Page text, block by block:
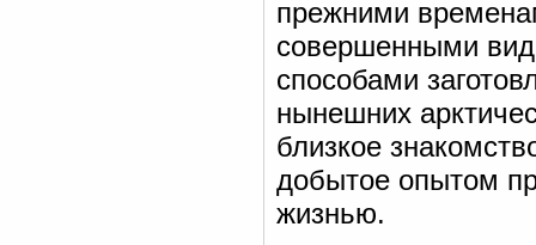
прежними
совершенными
способами
нынешних
близкое
добытое опытом
жизнью.